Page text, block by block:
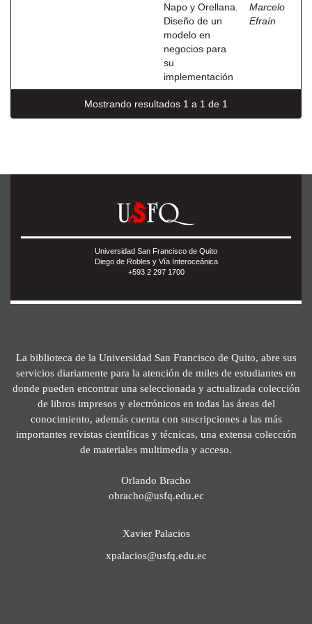
Napo y Orellana.
Diseño de un
modelo en
negocios para
su
implementación
Marcelo
Efraín
Mostrando resultados 1 a 1 de 1
Universidad San Francisco de Quito
Diego de Robles y Vía Interoceánica
+593 2 297 1700
La biblioteca de la Universidad San Francisco de Quito, abre sus
servicios diariamente para la atención de miles de estudiantes en
donde pueden encontrar una seleccionada y actualizada colección
de libros impresos y electrónicos en todas las áreas del
conocimiento, además cuenta con suscripciones a las más
importantes revistas científicas y técnicas, una extensa colección
de materiales multimedia y acceso.
Orlando Bracho
obracho@usfq.edu.ec
Xavier Palacios
xpalacios@usfq.edu.ec